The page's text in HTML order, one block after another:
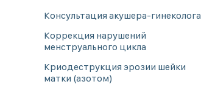
Консультация акушера-гинеколога
Коррекция нарушений
менструального цикла
Криодеструкция эрозии шейки
матки (азотом)